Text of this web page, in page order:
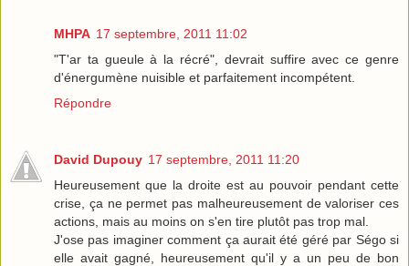
MHPA 17 septembre, 2011 11:02
"T'ar ta gueule à la récré", devrait suffire avec ce genre
d'énergumène nuisible et parfaitement incompétent.
Répondre
David Dupouy 17 septembre, 2011 11:20
Heureusement que la droite est au pouvoir pendant cette
crise, ça ne permet pas malheureusement de valoriser ces
actions, mais au moins on s'en tire plutôt pas trop mal.
J'ose pas imaginer comment ça aurait été géré par Ségo si
elle avait gagné, heureusement qu'il y a un peu de bon